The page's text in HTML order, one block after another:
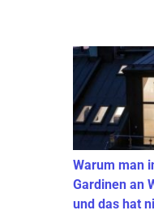
Warum man
Gardinen an
und das hat